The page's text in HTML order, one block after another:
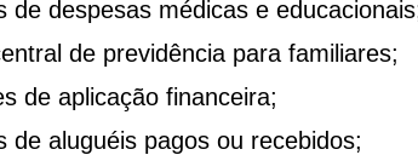
de despesas médicas e
de previdência para familiares;
de aplicação financeira;
de aluguéis pagos ou recebidos;